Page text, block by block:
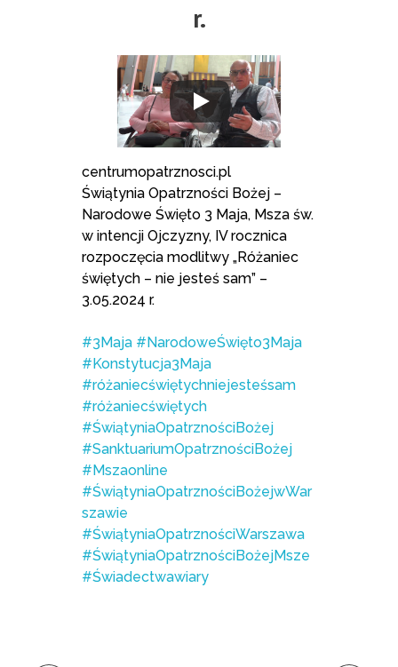
r.
centrumopatrznosci.pl
Świątynia Opatrzności Bożej –
Narodowe Święto 3 Maja, Msza św.
w intencji Ojczyzny, IV rocznica
rozpoczęcia modlitwy „Różaniec
świętych – nie jesteś sam” –
3.05.2024 r.
#3Maja #NarodoweŚwięto3Maja
#Konstytucja3Maja
#różaniecświętychniejesteśsam
#różaniecświętych
#ŚwiątyniaOpatrznościBożej
#SanktuariumOpatrznościBożej
#Mszaonline
#ŚwiątyniaOpatrznościBożejwWar
szawie
#ŚwiątyniaOpatrznościWarszawa
#ŚwiątyniaOpatrznościBożejMsze
#Świadectwawiary